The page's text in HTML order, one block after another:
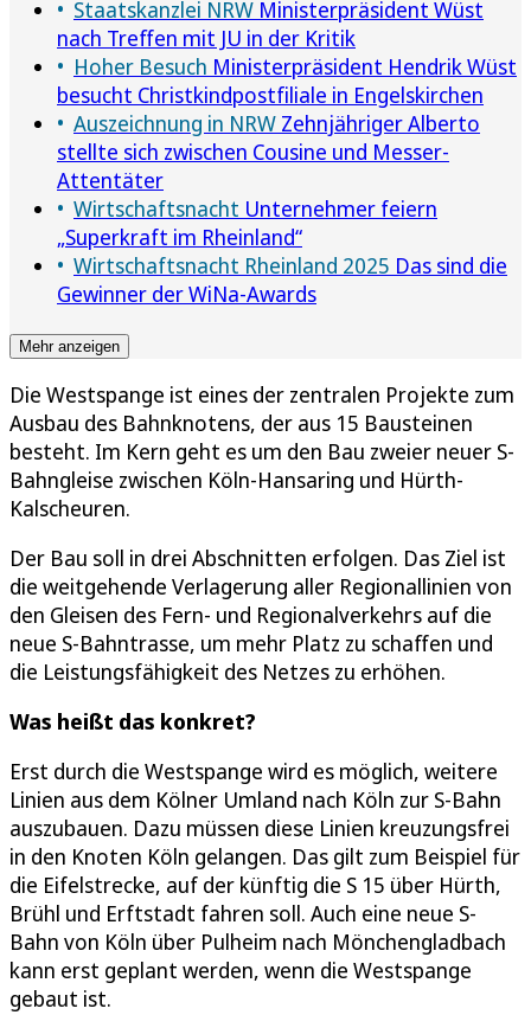
Staatskanzlei NRW Ministerpräsident Wüst
nach Treffen mit JU in der Kritik
Hoher Besuch Ministerpräsident Hendrik Wüst
besucht Christkindpostfiliale in Engelskirchen
Auszeichnung in NRW Zehnjähriger Alberto
stellte sich zwischen Cousine und Messer-
Attentäter
Wirtschaftsnacht Unternehmer feiern
„Superkraft im Rheinland“
Wirtschaftsnacht Rheinland 2025 Das sind die
Gewinner der WiNa-Awards
Mehr anzeigen
Die Westspange ist eines der zentralen Projekte zum
Ausbau des Bahnknotens, der aus 15 Bausteinen
besteht. Im Kern geht es um den Bau zweier neuer S-
Bahngleise zwischen Köln-Hansaring und Hürth-
Kalscheuren.
Der Bau soll in drei Abschnitten erfolgen. Das Ziel ist
die weitgehende Verlagerung aller Regionallinien von
den Gleisen des Fern- und Regionalverkehrs auf die
neue S-Bahntrasse, um mehr Platz zu schaffen und
die Leistungsfähigkeit des Netzes zu erhöhen.
Was heißt das konkret?
Erst durch die Westspange wird es möglich, weitere
Linien aus dem Kölner Umland nach Köln zur S-Bahn
auszubauen. Dazu müssen diese Linien kreuzungsfrei
in den Knoten Köln gelangen. Das gilt zum Beispiel für
die Eifelstrecke, auf der künftig die S 15 über Hürth,
Brühl und Erftstadt fahren soll. Auch eine neue S-
Bahn von Köln über Pulheim nach Mönchengladbach
kann erst geplant werden, wenn die Westspange
gebaut ist.